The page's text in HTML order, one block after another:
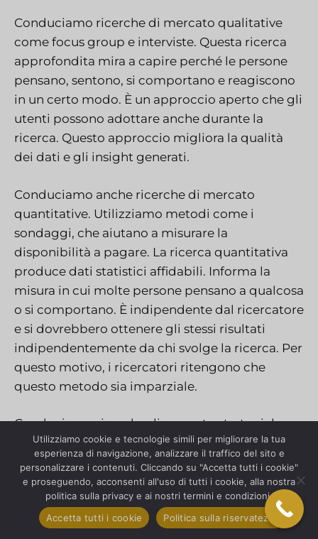
Conduciamo ricerche di mercato qualitative
come focus group e interviste. Questa ricerca
approfondita mira a capire perché le persone
pensano, sentono, si comportano e reagiscono
in un certo modo. È un approccio aperto che gli
utenti possono adottare anche durante la
ricerca. Questo approccio migliora la qualità
dei dati e gli insight generati.
Conduciamo anche ricerche di mercato
quantitative. Utilizziamo metodi come i
sondaggi, che aiutano a misurare la
disponibilità a pagare. La ricerca quantitativa
produce dati statistici affidabili. Informa la
misura in cui molte persone pensano a qualcosa
o si comportano. È indipendente dal ricercatore
e si dovrebbero ottenere gli stessi risultati
indipendentemente da chi svolge la ricerca. Per
questo motivo, i ricercatori ritengono che
questo metodo sia imparziale.
Conduciamo ricerche di mercato strategiche
per fornire approfondimenti sulle opportunità
di mercato. La nostra ricerca mostra anche le
dimensioni del mercato, l’ingresso e la
concorrenza. Questo tipo di studio svolge un
ruolo fondamentale nell’analisi e nella
Utilizziamo cookie e tecnologie simili per migliorare la tua
esperienza di navigazione, analizzare il traffico del sito e
personalizzare i contenuti. Cliccando su "Accetta tutti i cookie"
e proseguendo, acconsenti all'uso di tutti i cookie, alla nostra
politica sulla privacy e ai nostri termini e condizioni.
Accetta tutti i cookie
Politica sulla riservatezza